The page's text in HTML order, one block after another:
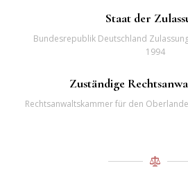
Staat der
Bundesrepublik Deutschland
1994
Zuständige
Rechtsanwaltskammer für den